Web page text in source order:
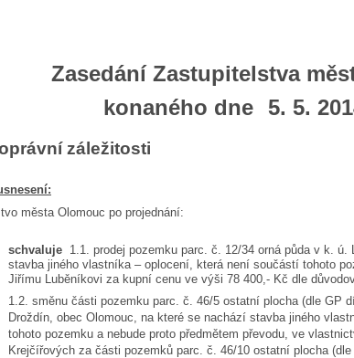
Zasedání Zastupitelstva
konaného dne 5. 5.
záležitosti
města Olomouc po projednání:
schvaluje 1.1. prodej pozemku parc. č. 12/34 orná půda v k.
stavba jiného vlastníka – oplocení, která není součástí tohoto
Jiřímu Luběníkovi za kupní cenu ve výši 78 400,- Kč dle
1.2. směnu části pozemku parc. č. 46/5 ostatní plocha (dle GP
Droždín, obec Olomouc, na které se nachází stavba jiného
tohoto pozemku a nebude proto předmětem převodu, ve
Krejčířových za části pozemků parc. č. 46/10 ostatní plocha